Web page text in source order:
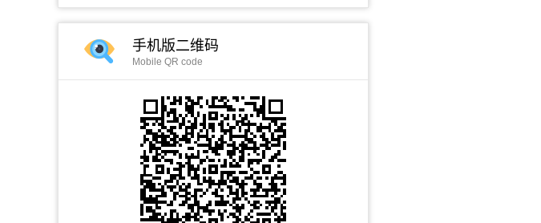
手机版二维码
Mobile QR code